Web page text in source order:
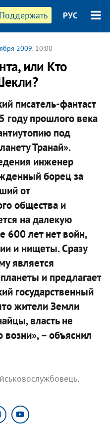
Поддержать РУС
2009, 10:00
или Кто
писатель-фантаст
прошлого века
под
Транай».
инженер
борец за
от
общества и
на далекую
600 лет нет войн,
и нищеты. Сразу
является
и предлагает
государственный
жители Земли
власть не
– объяснил